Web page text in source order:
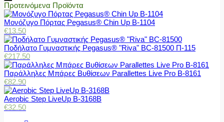
Προτεινόμενα Προϊόντα
Μονόζυγο Πόρτας Pegasus® Chin Up Β-1104
€13.50
Ποδήλατο Γυμναστικής Pegasus® "Riva" BC-81500 Π-115
€217.50
Παράλληλες Μπάρες Βυθίσεων Parallettes Live Pro Β-8161
€82.90
Aerobic Step LiveUp B-3168B
€32.50